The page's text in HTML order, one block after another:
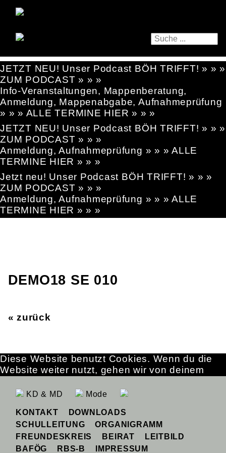
JETZT NEU! Unser Podcast BÖH TRIFFT! » » »
ZUM PODCAST » » »
Info-Veranstaltungen, Mappenberatung,
Anmeldung, Mappenabgabe, Aufnahmeprüfung
» » » ALLE TERMINE HIER » » »
JETZT NEU! Unser Podcast BÖH TRIFFT! » » »
ZUM PODCAST » » »
Anmeldung, Aufnahmeprüfung » » » ALLE
TERMINE HIER » » »
Jetzt neu! Unser Podcast BÖH TRIFFT! » » »
ZUM PODCAST » » »
Anmeldung, Aufnahmeprüfung » » » ALLE
TERMINE HIER » » »
DEMO18 SE 010
« zurück
KD & MD Mode
KONTAKT
DOWNLOADS
SCHULLEITUNG
ORGANIGRAMM
FREUNDESKREIS
BEIRAT
LEITBILD
BAFÖG
RBS-B IMPRESSUM
Diese Website benutzt Cookies. Wenn du die
Website weiter nutzt, gehen wir von deinem